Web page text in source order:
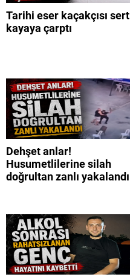
Tarihi eser kaçakçısı sert
kayaya çarptı
Dehşet anlar!
Husumetlilerine silah
doğrultan zanlı yakalandı